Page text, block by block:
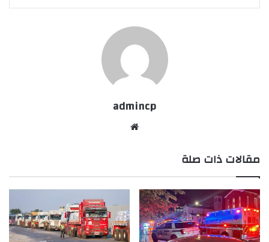
admincp
مقالات ذات صلة